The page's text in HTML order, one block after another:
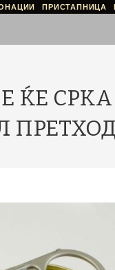
ПРИСТАПНИЦА
ЌЕ